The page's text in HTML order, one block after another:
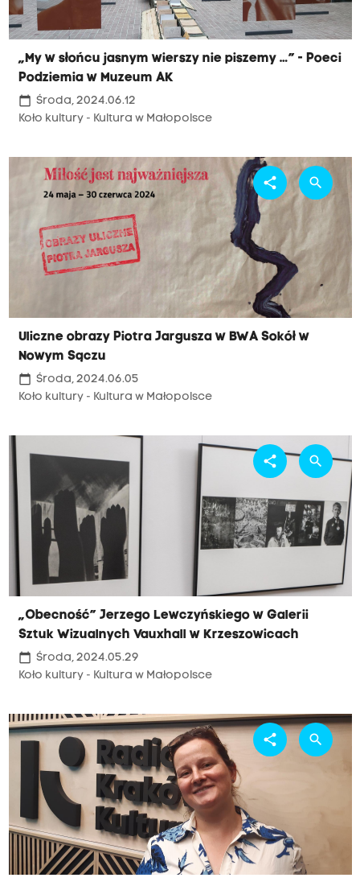
„My w słońcu jasnym wierszy nie piszemy …” - Poeci
Podziemia w Muzeum AK
calendar_today Środa, 2024.06.12
Koło kultury - Kultura w Małopolsce
Uliczne obrazy Piotra Jargusza w BWA Sokół w
Nowym Sączu
calendar_today Środa, 2024.06.05
Koło kultury - Kultura w Małopolsce
share search
„Obecność” Jerzego Lewczyńskiego w Galerii
Sztuk Wizualnych Vauxhall w Krzeszowicach
calendar_today Środa, 2024.05.29
Koło kultury - Kultura w Małopolsce
share search
share search